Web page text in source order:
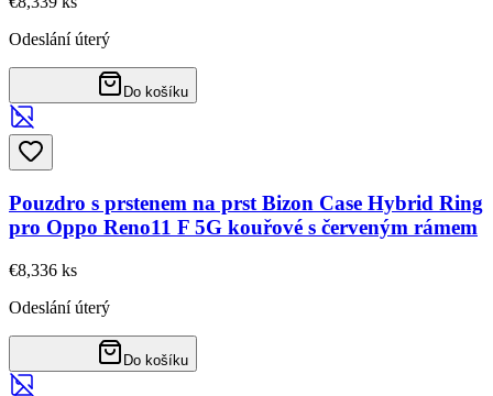
Odeslání úterý
Do košíku
Pouzdro s prstenem na prst Bizon Case Hybrid Ring
pro Oppo Reno11 F 5G kouřové s červeným rámem
€8,336 ks
Odeslání úterý
Do košíku